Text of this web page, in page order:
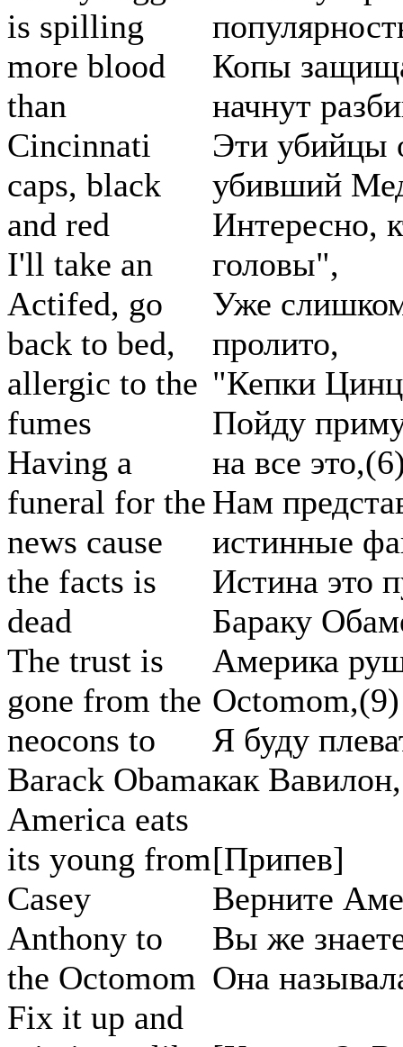
is spilling
more blood
than
Cincinnati
caps, black
and red
I'll take an
Actifed, go
back to bed,
allergic to the
fumes
Having a
funeral for the
news cause
the facts is
dead
The trust is
gone from the
neocons to
Barack Obama
America eats
its young from
Casey
Anthony to
the Octomom
Fix it up and
Копы
начнут
Эти убийцы
убивший
Интересно,
головы",
Уже
пролито,
"Кепки
Пойду
на все
Нам
истинные
Истина это
Бараку
Америка
Octomom,(9)
Я буду
как Вавилон,
[Припев]
Верните
Вы же
Она